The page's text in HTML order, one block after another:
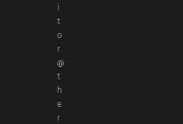
i
t
o
r
@
t
h
e
r